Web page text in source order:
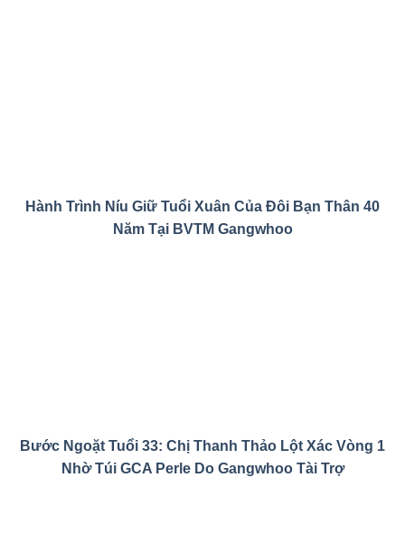
Hành Trình Níu Giữ Tuổi Xuân Của Đôi Bạn Thân 40
Năm Tại BVTM Gangwhoo
Bước Ngoặt Tuổi 33: Chị Thanh Thảo Lột Xác Vòng 1
Nhờ Túi GCA Perle Do Gangwhoo Tài Trợ